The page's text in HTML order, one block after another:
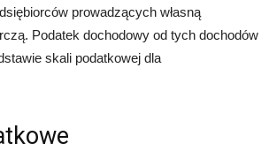
prowadzących własną
Podatek dochodowy od tych dochodów
skali podatkowej dla